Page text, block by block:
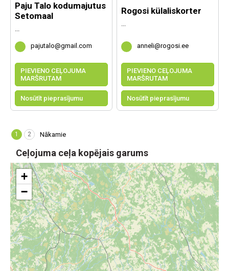
Paju Talo kodumajutus
Setomaal
...
pajutalo@gmail.com
PIEVIENO CEĻOJUMA
MARŠRUTAM
Nosūtīt pieprasījumu
Rogosi külaliskorter
...
anneli@rogosi.ee
PIEVIENO CEĻOJUMA
MARŠRUTAM
Nosūtīt pieprasījumu
1 2 Nākamie
Ceļojuma ceļa kopējais garums
+
−